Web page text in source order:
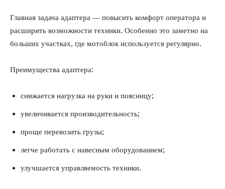
Главная задача адаптера — повысить комфорт оператора и
расширить возможности техники. Особенно это заметно на
больших участках, где мотоблок используется регулярно.
Преимущества адаптера:
снижается нагрузка на руки и поясницу;
увеличивается производительность;
проще перевозить грузы;
легче работать с навесным оборудованием;
улучшается управляемость техники.